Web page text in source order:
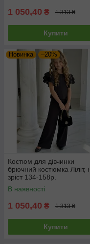
1 050,40 ₴ 1 313 ₴
Купити
Новинка –20%
Костюм для дівчинки
брючний костюмка Ліліт,
зріст 134-158р.
В наявності
1 050,40 ₴ 1 313 ₴
Купити